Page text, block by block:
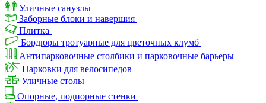
Уличные санузлы
Заборные блоки и навершия
Плитка
Бордюры тротуарные для цветочных клумб
Антипарковочные столбики и парковочные барьеры
Парковки для велосипедов
Уличные столы
Опорные, подпорные стенки